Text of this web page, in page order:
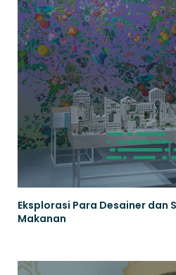
Eksplorasi Para Desainer dan
Makanan